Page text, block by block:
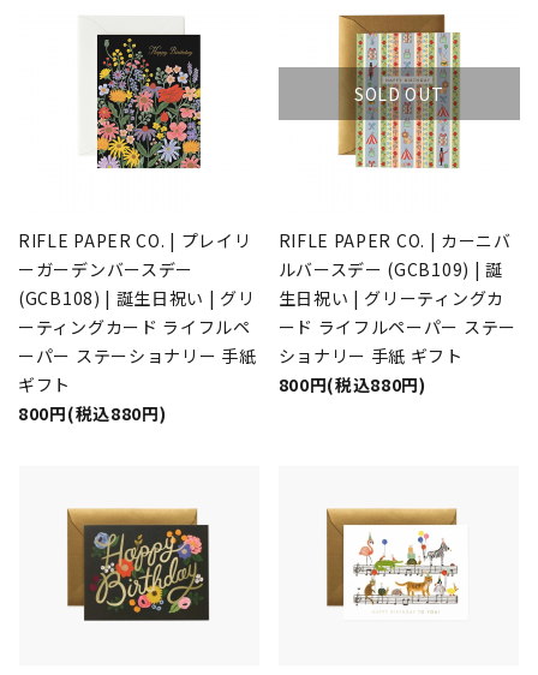
RIFLE PAPER CO. | プレイリ
ーガーデンバースデー
(GCB108) | 誕生日祝い | グリ
ーティングカード ライフルペ
ーパー ステーショナリー 手紙
ギフト
800円(税込880円)
SOLD OUT
RIFLE PAPER CO. | カーニバ
ルバースデー (GCB109) | 誕
生日祝い | グリーティングカ
ード ライフルペーパー ステー
ショナリー 手紙 ギフト
800円(税込880円)